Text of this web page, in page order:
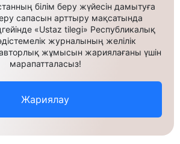
білім беру жүйесін дамытуға
сапасын арттыру мақсатында
«Ustaz tilegi» Республикалық
журналының желілік
жұмысын жариялағаны үшін
марапатталасыз!
Жариялау